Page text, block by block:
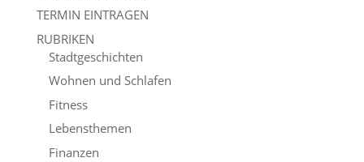
TERMIN EINTRAGEN
RUBRIKEN
Stadtgeschichten
Wohnen und Schlafen
Fitness
Lebensthemen
Finanzen